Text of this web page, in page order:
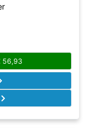
56,93